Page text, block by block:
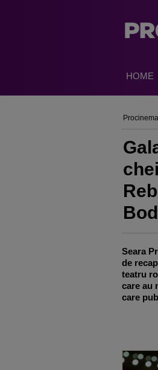
HOME
Procinema
Seara
de
teatru
care au
care